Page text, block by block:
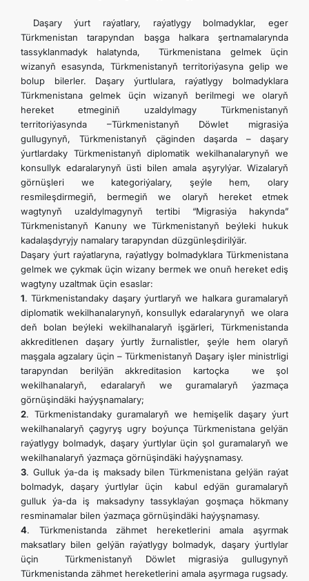
Daşary ýurt raýatlary, raýatlygy bolmadyklar, eger
Türkmenistan tarapyndan başga halkara şertnamalarynda
tassyklanmadyk halatynda, Türkmenistana gelmek üçin
wizanyň esasynda, Türkmenistanyň territoriýasyna gelip we
bolup bilerler. Daşary ýurtlulara, raýatlygy bolmadyklara
Türkmenistana gelmek üçin wizanyň berilmegi we olaryň
hereket etmeginiň uzaldylmagy Türkmenistanyň
territoriýasynda –Türkmenistanyň Döwlet migrasiýa
gullugynyň, Türkmenistanyň çäginden daşarda – daşary
ýurtlardaky Türkmenistanyň diplomatik wekilhanalarynyň we
konsullyk edaralarynyň üsti bilen amala aşyrylýar. Wizalaryň
görnüşleri we kategoriýalary, şeýle hem, olary
resmileşdirmegiň, bermegiň we olaryň hereket etmek
wagtynyň uzaldylmagynyň tertibi “Migrasiýa hakynda”
Türkmenistanyň Kanuny we Türkmenistanyň beýleki hukuk
kadalaşdyryjy namalary tarapyndan düzgünleşdirilýär.
Daşary ýurt raýatlaryna, raýatlygy bolmadyklara Türkmenistana
gelmek we çykmak üçin wizany bermek we onuň hereket ediş
wagtyny uzaltmak üçin esaslar:
1. Türkmenistandaky daşary ýurtlaryň we halkara guramalaryň
diplomatik wekilhanalarynyň, konsullyk edaralarynyň we olara
deň bolan beýleki wekilhanalaryň işgärleri, Türkmenistanda
akkreditlenen daşary ýurtly žurnalistler, şeýle hem olaryň
maşgala agzalary üçin – Türkmenistanyň Daşary işler ministrligi
tarapyndan berilýän akkreditasion kartoçka we şol
wekilhanalaryň, edaralaryň we guramalaryň ýazmaça
görnüşindäki haýyşnamalary;
2. Türkmenistandaky guramalaryň we hemişelik daşary ýurt
wekilhanalaryň çagyryş ugry boýunça Türkmenistana gelýän
raýatlygy bolmadyk, daşary ýurtlylar üçin şol guramalaryň we
wekilhanalaryň ýazmaça görnüşindäki haýyşnamasy.
3. Gulluk ýa-da iş maksady bilen Türkmenistana gelýän raýat
bolmadyk, daşary ýurtlylar üçin kabul edýän guramalaryň
gulluk ýa-da iş maksadyny tassyklaýan goşmaça hökmany
resminamalar bilen ýazmaça görnüşindäki haýyşnamasy.
4. Türkmenistanda zähmet hereketlerini amala aşyrmak
maksatlary bilen gelýän raýatlygy bolmadyk, daşary ýurtlylar
üçin Türkmenistanyň Döwlet migrasiýa gullugynyň
Türkmenistanda zähmet hereketlerini amala aşyrmaga rugsady.